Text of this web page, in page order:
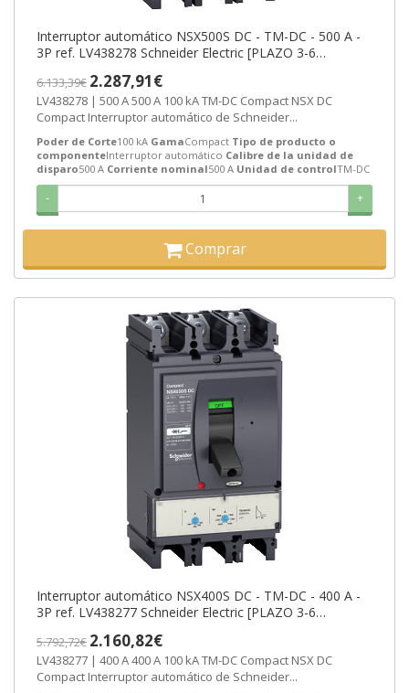
Interruptor automático NSX500S DC - TM-DC - 500 A -
3P ref. LV438278 Schneider Electric [PLAZO 3-6
6.133,39€ 2.287,91€
LV438278 | 500 A 500 A 100 kA TM-DC Compact NSX DC
Compact Interruptor automático de Schneider...
Poder de Corte100 kA GamaCompact Tipo de producto o
componenteInterruptor automático Calibre de la unidad de
disparo500 A Corriente nominal500 A Unidad de controlTM-DC
- +
Comprar
Interruptor automático NSX400S DC - TM-DC - 400 A -
3P ref. LV438277 Schneider Electric [PLAZO 3-6
5.792,72€ 2.160,82€
LV438277 | 400 A 400 A 100 kA TM-DC Compact NSX DC
Compact Interruptor automático de Schneider...